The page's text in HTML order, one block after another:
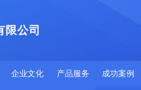
限公司
企业文化 产品服务 成功案例